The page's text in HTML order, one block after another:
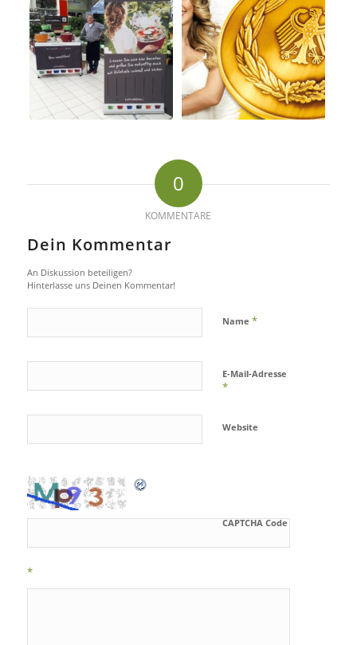
0
KOMMENTARE
Dein Kommentar
An Diskussion beteiligen?
Hinterlasse uns Deinen Kommentar!
Name *
E-Mail-Adresse
*
Website
CAPTCHA Code
*